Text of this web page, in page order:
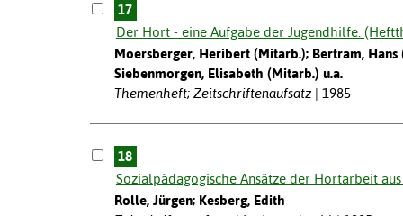
17
Der Hort - eine Aufgabe der Jugendhilfe.
Moersberger, Heribert (Mitarb.); Bertram,
Siebenmorgen, Elisabeth (Mitarb.) u.a.
Themenheft; Zeitschriftenaufsatz
1985
18
Sozialpädagogische Ansätze der Hortarbeit
Rolle, Jürgen; Kesberg, Edith